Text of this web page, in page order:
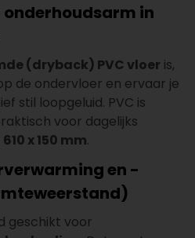
in
(dryback) PVC vloer is,
de ondervloer en ervaar je
stil loopgeluid. PVC is
voor dagelijks
610 x 150 mm.
en -
geschikt voor